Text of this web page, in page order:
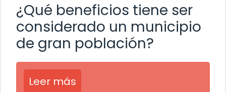
¿Qué beneficios tiene ser
considerado un municipio
de gran población?
Leer más